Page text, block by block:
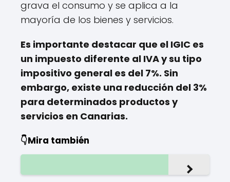
grava el consumo y se aplica a la
mayoría de los bienes y servicios.
Es importante destacar que el IGIC es
un impuesto diferente al IVA y su tipo
impositivo general es del 7%. Sin
embargo, existe una reducción del 3%
para determinados productos y
servicios en Canarias.
👇Mira también